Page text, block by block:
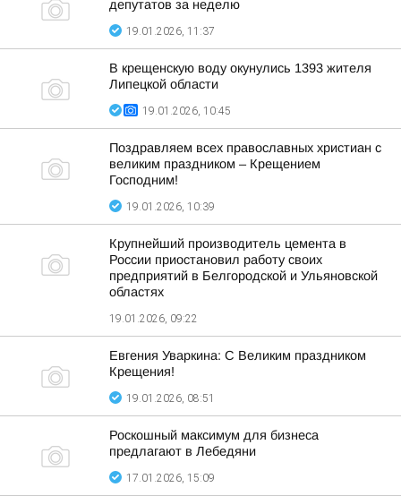
депутатов за неделю
19.01.2026, 11:37
В крещенскую воду окунулись 1393 жителя
Липецкой области
19.01.2026, 10:45
Поздравляем всех православных христиан с
великим праздником – Крещением
Господним!
19.01.2026, 10:39
Крупнейший производитель цемента в
России приостановил работу своих
предприятий в Белгородской и Ульяновской
областях
19.01.2026, 09:22
Евгения Уваркина: С Великим праздником
Крещения!
19.01.2026, 08:51
Роскошный максимум для бизнеса
предлагают в Лебедяни
17.01.2026, 15:09